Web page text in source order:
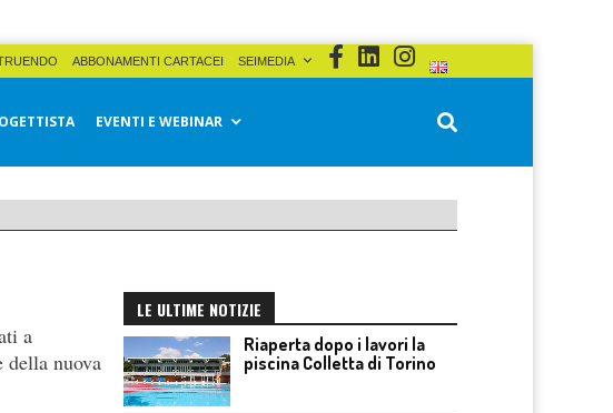
ABBONAMENTI CARTACEI SEIMEDIA
EVENTI E WEBINAR
a
della nuova
LE ULTIME NOTIZIE
Riaperta dopo i lavori la
piscina Colletta di Torino